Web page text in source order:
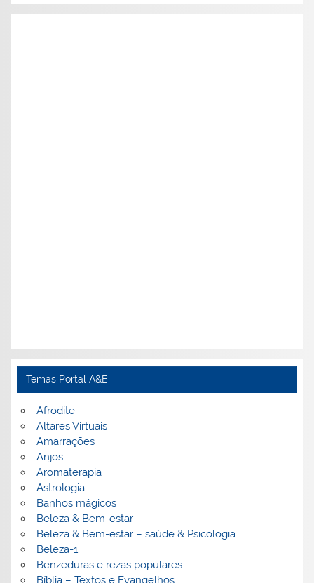
Temas Portal A&E
Afrodite
Altares Virtuais
Amarrações
Anjos
Aromaterapia
Astrologia
Banhos mágicos
Beleza & Bem-estar
Beleza & Bem-estar – saúde & Psicologia
Beleza-1
Benzeduras e rezas populares
Bíblia – Textos e Evangelhos